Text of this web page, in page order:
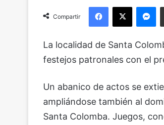
Compartir
Facebook
X
La localidad de Santa
festejos patronales con el
Un abanico de actos se
ampliándose también al
Santa Colomba. Juegos,